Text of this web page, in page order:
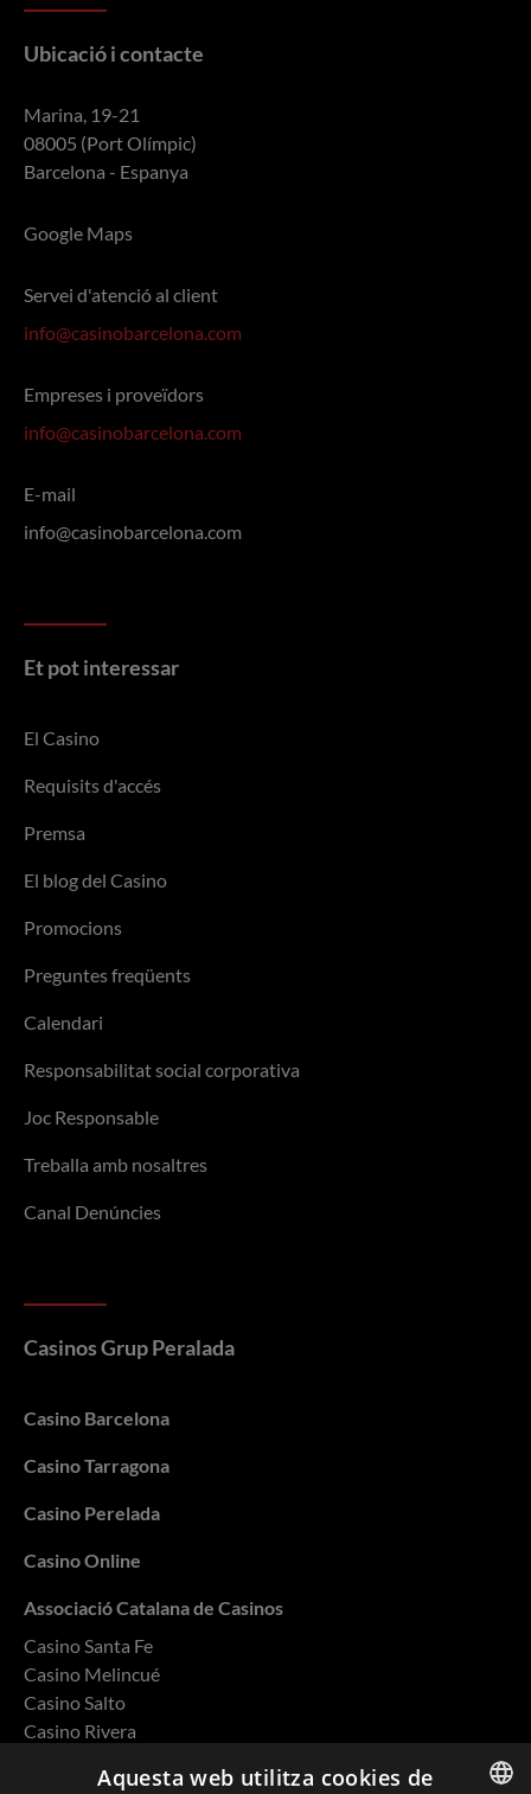
Ubicació i contacte
Marina, 19-21
08005 (Port Olímpic)
Barcelona - Espanya
Google Maps
Servei d'atenció al client
info@casinobarcelona.com
Empreses i proveïdors
info@casinobarcelona.com
E-mail
info@casinobarcelona.com
Et pot interessar
El Casino
Requisits d'accés
Premsa
El blog del Casino
Promocions
Preguntes freqüents
Calendari
Responsabilitat social corporativa
Joc Responsable
Treballa amb nosaltres
Canal Denúncies
Casinos Grup Peralada
Casino Barcelona
Casino Tarragona
Casino Perelada
Casino Online
Associació Catalana de Casinos
Casino Santa Fe
Casino Melincué
Casino Salto
Casino Rivera
Aquesta web utilitza cookies de